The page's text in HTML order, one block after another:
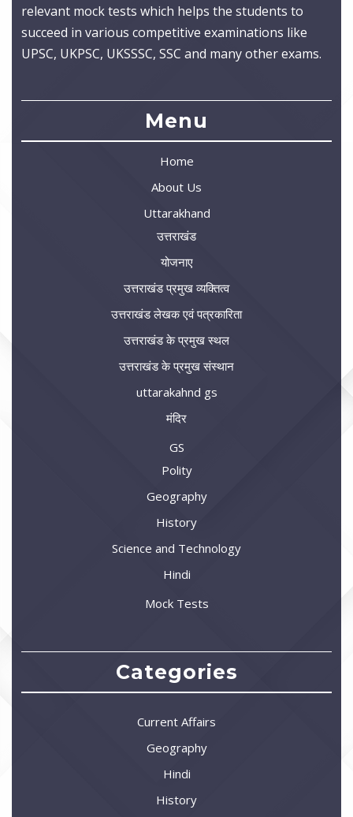
relevant mock tests which helps the students to
succeed in various competitive examinations like
UPSC, UKPSC, UKSSSC, SSC and many other exams.
Menu
Home
About Us
Uttarakhand
उत्तराखंड
योजनाए
उत्तराखंड प्रमुख व्यक्तित्व
उत्तराखंड लेखक एवं पत्रकारिता
उत्तराखंड के प्रमुख स्थल
उत्तराखंड के प्रमुख संस्थान
uttarakahnd gs
मंदिर
GS
Polity
Geography
History
Science and Technology
Hindi
Mock Tests
Categories
Current Affairs
Geography
Hindi
History